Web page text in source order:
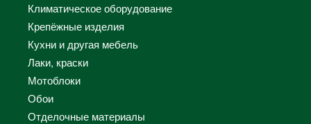
Климатическое оборудование
Крепёжные изделия
Кухни и другая мебель
Лаки, краски
Мотоблоки
Обои
Отделочные материалы